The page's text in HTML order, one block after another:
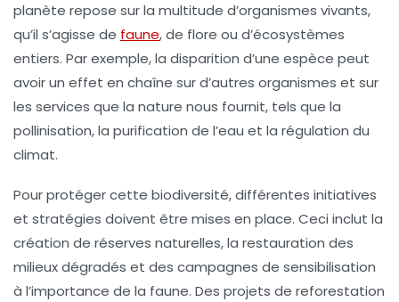
planète repose sur la multitude d’organismes vivants,
qu’il s’agisse de faune, de flore ou d’écosystèmes
entiers. Par exemple, la disparition d’une espèce peut
avoir un effet en chaîne sur d’autres organismes et sur
les services que la nature nous fournit, tels que la
pollinisation, la purification de l’eau et la régulation du
climat.
Pour protéger cette biodiversité, différentes initiatives
et stratégies doivent être mises en place. Ceci inclut la
création de réserves naturelles, la restauration des
milieux dégradés et des campagnes de sensibilisation
à l’importance de la faune. Des projets de reforestation